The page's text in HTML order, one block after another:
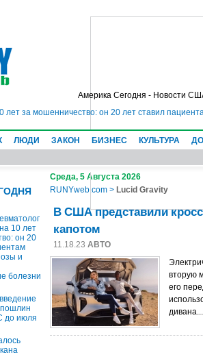
Америка Сегодня - Новости
за мошенничество: он 20 лет ставил
ЛЮДИ ЗАКОН БИЗНЕС КУЛЬТУРА
10 лет
он 20
и
болезни
до июля
Среда, 5 Августа 2026
RUNYweb.com > Lucid Gravity
В США представили
капотом
11.18.23 АВТО
вторую
его